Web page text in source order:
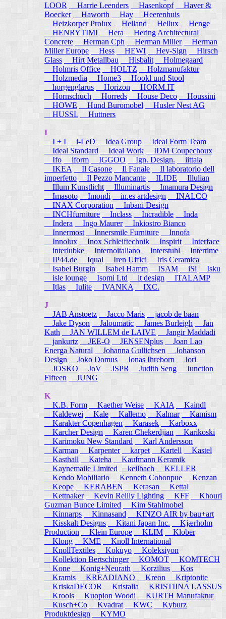
LOOR
Harrie Leenders Hasenkopf
Haver &
Boecker
Haworth Hay
Heerenhuis
Heizkorper Prolux
Helland Hellux
Henge
HENRYTIMI
Hera
Hering Architectural
Concrete
Herman Cph Herman Miller
Herman
Miller Europe
Hess HEWI Hey-Sign
Hirsch
Glass
Hirt Metallbau Hisbalit
Holmegaard
Holmris Office
HOLTZ
Holzmanufaktur
Holzmedia
Home3
Hookl und Stool
horgenglarus
Horizon
HORM.IT
Hornschuch
Horreds House Deco
Houssini
HOWE
Hund Buromobel
Husler Nest AG
HUSSL
Huttners
I
I + I
i-LeD Idea Group
Ideal Form Team
Ideal Standard
Ideal Work
IDM Coupechoux
Ifo
iform IGGOO Ign. Design.
iittala
IKEA
Il Casone Il Fanale
Il laboratorio dell
imperfetto
Il Pezzo Mancante ILIDE
Illulian
Illum Kunstlicht
Illuminartis
Imamura Design
Imasoto
Imondi in.es artdesign
INALCO
INAX Corporation
Inbani Design
INCHfurniture
Inclass Incradible
Inda
Indera
Ingo Maurer
Inkiostro Bianco
Innermost
Innersmile Furniture
Innofa
Innolux
Inox Schleiftechnik Inspirit
Interface
interlubke
Internoitaliano Interstuhl
Intertime
IP44.de
Iqual Iren Uffici
Iris Ceramica
Isabel Burgin
Isabel Hamm ISAM iSi Isku
isle lounge
Isomi Ltd it design
ITALAMP
Itlas
Iulite IVANKA IXC.
J
JAB Anstoetz
Jacco Maris
jacob de baan
Jake Dyson
Jaloumatic James Burleigh
Jan
Kath
JAN WILLEM de LAIVE
Jangir Maddadi
jankurtz JEE-O JENSENplus
Joan Lao
Energa Natural
Johanna Gullichsen
Johanson
Design
Joko Domus Jonas Ihreborn
Jori
JOSKO
JoV JSPR Judith Seng
Junction
Fifteen
JUNG
K
K.B. Form
Kaether Weise KAIA
Kaindl
Kaldewei
Kale Kallemo Kalmar
Kamism
Karakter Copenhagen
Karasek
Karboxx
Karcher Design
Karen Chekerdjian
Karikoski
Karimoku New Standard
Karl Andersson
Karman
Karpenter karpet Kartell
Kastel
Kasthall
Kateha
Kaufmann Keramik
Kaynemaile Limited keilbach
KELLER
Kendo Mobiliario
Kenneth Cobonpue
Kenzan
Keope
KERABEN Kerasan
Kettal
Kettnaker Kevin Reilly Lighting KFF
Khouri
Guzman Bunce Limited
Kim Stahlmobel
Kinnarps
Kinnasand
KINZO AIR by bau+art
Kisskalt Designs
Kitani Japan Inc.
Kjærholm
Production
Klein Europe KLIM
Klober
Klong
KME
Knoll International
KnollTextiles
Kokuyo
Koleksiyon
Kollektion Bertschinger KOMOT
KOMTECH
Kone
Konig+Neurath Korzilius
Kos
Kramis
KREADIANO Kreon
Kriptonite
KriskaDECOR
Kristalia
KRISTIINA LASSUS
Krools
Kuopion Woodi
KURTH Manufaktur
Kusch+Co
Kvadrat KWC
Kyburz
Produktdesign
KYMO